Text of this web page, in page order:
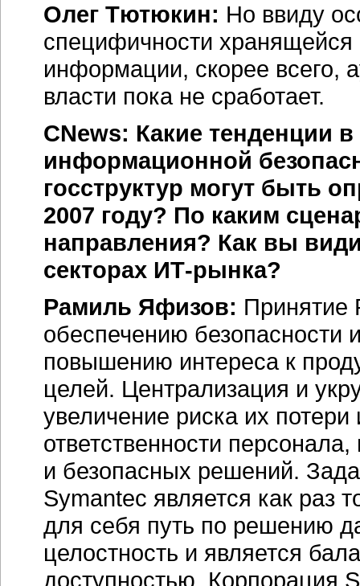
Олег Тютюкин: Но ввиду
специфичности хранящейся
информации, скорее всего,
власти пока не сработает.
CNews: Какие тенденции
информационной
госструктур могут быть
2007 году? По каким
направления? Как вы
секторах ИТ-рынка?
Рамиль Яфизов: Принятие
обеспечению безопасности
повышению интереса к
целей. Централизация и
увеличение риска их
ответственности
и безопасных решений.
Symantec является как раз
для себя путь по решению
целостность и является
доступностью. Корпорация